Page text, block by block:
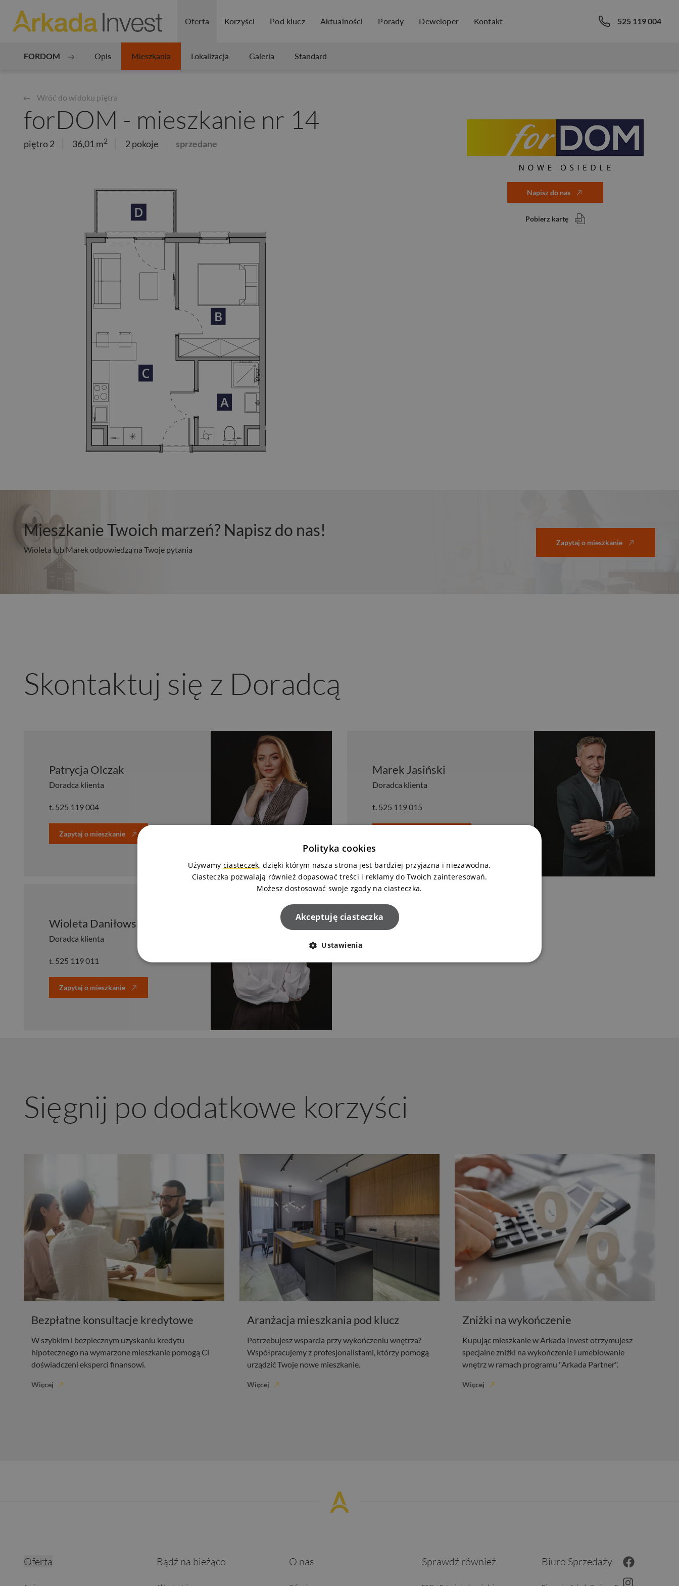
Oferta Korzyści Pod klucz Aktualności Porady Deweloper Kontakt 525 119 004
FORDOM Opis Mieszkania Lokalizacja Galeria Standard
Wróć do widoku piętra
forDOM - mieszkanie nr 14
piętro 2 36,01 m2 2 pokoje sprzedane
Napisz do nas
Pobierz kartę
Mieszkanie Twoich marzeń? Napisz do nas!
Wioleta lub Marek odpowiedzą na Twoje pytania
Zapytaj o mieszkanie
Skontaktuj się z Doradcą
Patrycja Olczak
Doradca klienta
t. 525 119 004
Zapytaj o mieszkanie
Marek Jasiński
Doradca klienta
t. 525 119 015
Wioleta Daniłowska
Doradca klienta
t. 525 119 011
Zapytaj o mieszkanie
Sięgnij po dodatkowe korzyści
Bezpłatne konsultacje kredytowe
W szybkim i bezpiecznym uzyskaniu kredytu
hipotecznego na wymarzone mieszkanie pomogą Ci
doświadczeni eksperci finansowi.
Więcej
Aranżacja mieszkania pod klucz
Potrzebujesz wsparcia przy wykończeniu wnętrza?
Współpracujemy z profesjonalistami, którzy pomogą
urządzić Twoje nowe mieszkanie.
Więcej
Zniżki na wykończenie
Kupując mieszkanie w Arkada Invest otrzymujesz
specjalne zniżki na wykończenie i umeblowanie
wnętrz w ramach programu "Arkada Partner".
Więcej
Oferta Bądź na bieżąco O nas Sprawdź również Biuro Sprzedaży
Polityka cookies
Używamy ciasteczek, dzięki którym nasza strona jest bardziej przyjazna i niezawodna.
Ciasteczka pozwalają również dopasować treści i reklamy do Twoich zainteresowań.
Możesz dostosować swoje zgody na ciasteczka.
Akceptuję ciasteczka
Ustawienia